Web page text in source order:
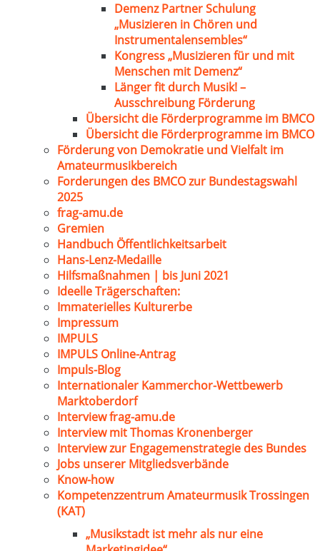
Demenz Partner Schulung
„Musizieren in Chören und
Instrumentalensembles“
Kongress „Musizieren für und mit
Menschen mit Demenz“
Länger fit durch Musik! –
Ausschreibung Förderung
Übersicht die Förderprogramme im BMCO
Übersicht die Förderprogramme im BMCO
Förderung von Demokratie und Vielfalt im
Amateurmusikbereich
Forderungen des BMCO zur Bundestagswahl
2025
frag-amu.de
Gremien
Handbuch Öffentlichkeitsarbeit
Hans-Lenz-Medaille
Hilfsmaßnahmen | bis Juni 2021
Ideelle Trägerschaften:
Immaterielles Kulturerbe
Impressum
IMPULS
IMPULS Online-Antrag
Impuls-Blog
Internationaler Kammerchor-Wettbewerb
Marktoberdorf
Interview frag-amu.de
Interview mit Thomas Kronenberger
Interview zur Engagemenstrategie des Bundes
Jobs unserer Mitgliedsverbände
Know-how
Kompetenzzentrum Amateurmusik Trossingen
(KAT)
„Musikstadt ist mehr als nur eine